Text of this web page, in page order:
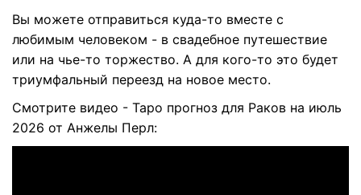
Вы можете отправиться куда-то вместе с
любимым человеком - в свадебное путешествие
или на чье-то торжество. А для кого-то это будет
триумфальный переезд на новое место.
Смотрите видео - Таро прогноз для Раков на июль
2026 от Анжелы Перл: